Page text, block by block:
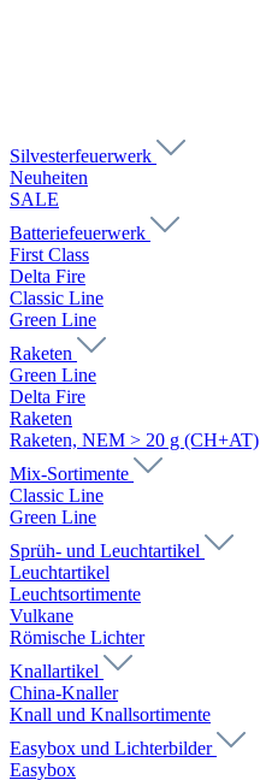
Silvesterfeuerwerk
Neuheiten
SALE
Batteriefeuerwerk
First Class
Delta Fire
Classic Line
Green Line
Raketen
Green Line
Delta Fire
Raketen
Raketen, NEM > 20 g (CH+AT)
Mix-Sortimente
Classic Line
Green Line
Sprüh- und Leuchtartikel
Leuchtartikel
Leuchtsortimente
Vulkane
Römische Lichter
Knallartikel
China-Knaller
Knall und Knallsortimente
Easybox und Lichterbilder
Easybox